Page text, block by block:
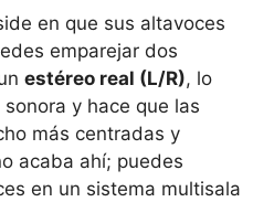
en que sus altavoces
emparejar dos
estéreo real (L/R), lo
y hace que las
más centradas y
acaba ahí; puedes
en un sistema multisala